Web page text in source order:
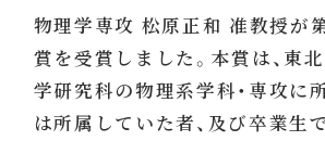
物理学専攻 松原正和 准教授が
賞を受賞しました。本賞は、東
学研究科の物理系学科・専攻に
は所属していた者、及び卒業生